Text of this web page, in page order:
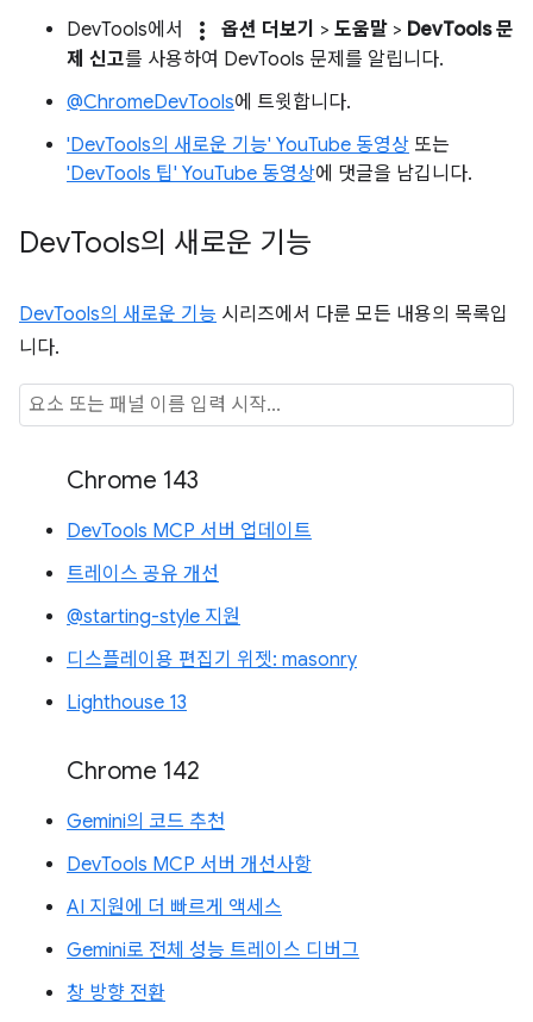
DevTools에서
more_vert 옵션 더보기 > 도움말 > DevTools 문
제 신고를 사용하여 DevTools 문제를 알립니다.
@ChromeDevTools에 트윗합니다.
'DevTools의 새로운 기능' YouTube 동영상 또는
'DevTools 팁' YouTube 동영상에 댓글을 남깁니다.
DevTools의 새로운 기능
DevTools의 새로운 기능 시리즈에서 다룬 모든 내용의 목록입
니다.
Chrome 143
DevTools MCP 서버 업데이트
트레이스 공유 개선
@starting-style 지원
디스플레이용 편집기 위젯: masonry
Lighthouse 13
Chrome 142
Gemini의 코드 추천
DevTools MCP 서버 개선사항
AI 지원에 더 빠르게 액세스
Gemini로 전체 성능 트레이스 디버그
창 방향 전환